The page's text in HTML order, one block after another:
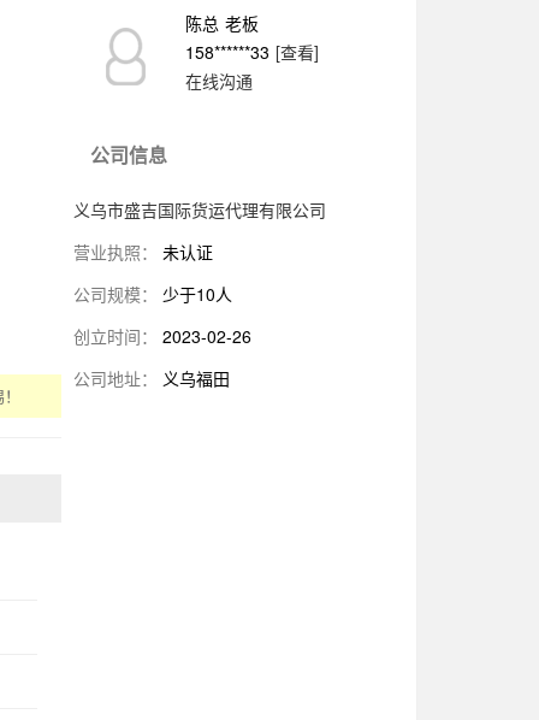
陈总 老板
158******33 [查看]
在线沟通
公司信息
义乌市盛吉国际货运代理有限公司
营业执照：
未认证
公司规模：
少于10人
创立时间：
2023-02-26
公司地址：
义乌福田